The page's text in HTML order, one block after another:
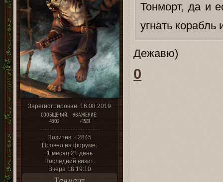
Зарегистрирован: 16.08.2019
СООБЩЕНИЙ:
4302
УВАЖЕНИЕ:
+1581
Позитив: +2845
Провел на форуме:
1 месяц 21 день
Последний визит:
Вчера 18:19:10
Тонморт, да и
угнать
Дежавю)
0